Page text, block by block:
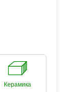
Керамика